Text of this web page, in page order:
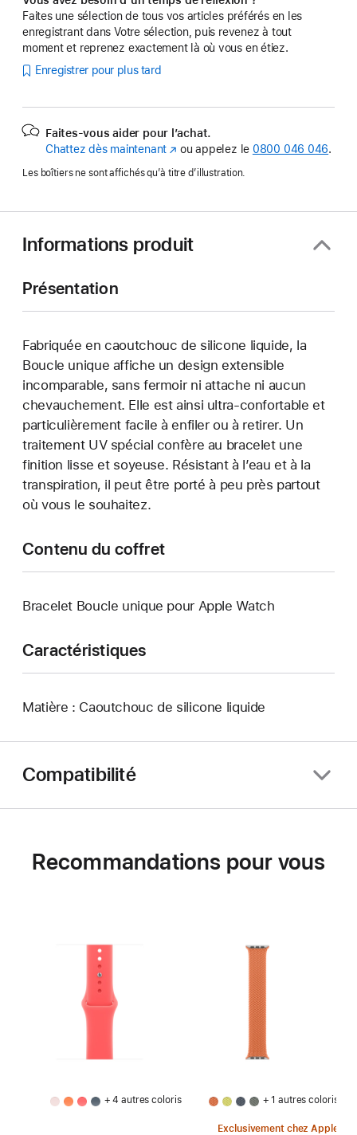
Faites une sélection de tous vos articles préférés en les
enregistrant dans Votre sélection, puis revenez à tout
moment et reprenez exactement là où vous en étiez.
Enregistrer pour plus tard
Faites-vous aider pour l’achat.
Chattez dès maintenant (s’ouvre
une
fenêtre)
ou appelez le 0800 046 046.
Les boîtiers ne sont affichés qu’à titre d’illustration.
Informations produit
Présentation
Fabriquée en caoutchouc de silicone liquide, la
Boucle unique affiche un design extensible
incomparable, sans fermoir ni attache ni aucun
chevauchement. Elle est ainsi ultra-confortable et
particulièrement facile à enfiler ou à retirer. Un
traitement UV spécial confère au bracelet une
finition lisse et soyeuse. Résistant à l’eau et à la
transpiration, il peut être porté à peu près partout
où vous le souhaitez.
Contenu du coffret
Bracelet Boucle unique pour Apple Watch
Caractéristiques
Matière : Caoutchouc de silicone liquide
Compatibilité
Recommandations pour vous
+ 4 autres coloris + 1 autres coloris
Exclusivement chez Apple